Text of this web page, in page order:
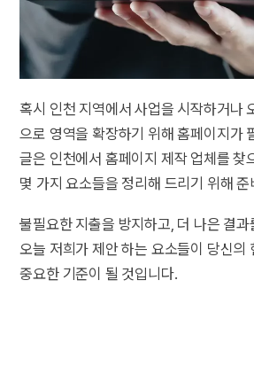
혹시 인천 지역에서 사업을 시작하거나
으로 영역을 확장하기 위해 홈페이지가
글은 인천에서 홈페이지 제작 업체를 찾
몇 가지 요소들을 정리해 드리기 위해
불필요한 지출을 방지하고, 더 나은 결과
오늘 저희가 제안 하는 요소들이 당신의
중요한 기준이 될 것입니다.